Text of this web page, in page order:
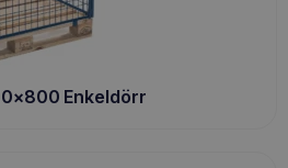
Enkeldörr